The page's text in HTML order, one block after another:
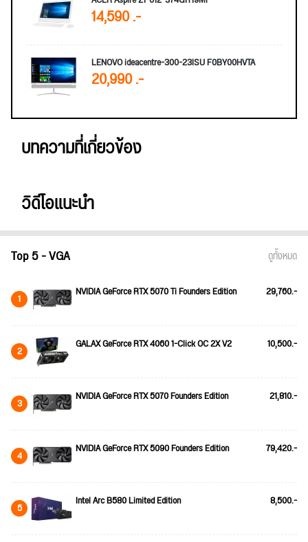
14,590 .-
LENOVO ideacentre-300-23ISU F0BY00HVTA
20,990 .-
บทความที่เกี่ยวข้อง
วิดีโอแนะนำ
Top 5 - VGA ดูทั้งหมด
1 NVIDIA GeForce RTX 5070 Ti Founders Edition 29,760.-
2 GALAX GeForce RTX 4060 1-Click OC 2X V2 10,500.-
3 NVIDIA GeForce RTX 5070 Founders Edition 21,810.-
4 NVIDIA GeForce RTX 5090 Founders Edition 79,420.-
5 Intel Arc B580 Limited Edition 8,500.-